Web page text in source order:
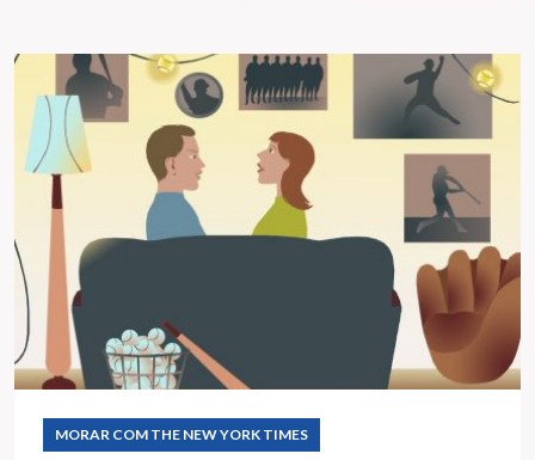
MORAR COM THE NEW YORK TIMES